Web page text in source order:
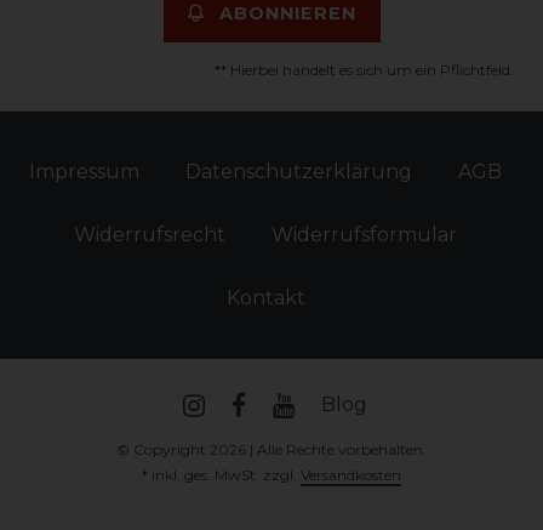
ABONNIEREN
** Hierbei handelt es sich um ein Pflichtfeld.
Impressum Daten­schutz­erklärung AGB
Widerrufs­recht Widerrufs­formular
Kontakt
Blog
© Copyright 2026 | Alle Rechte vorbehalten.
* inkl. ges. MwSt. zzgl. Versandkosten